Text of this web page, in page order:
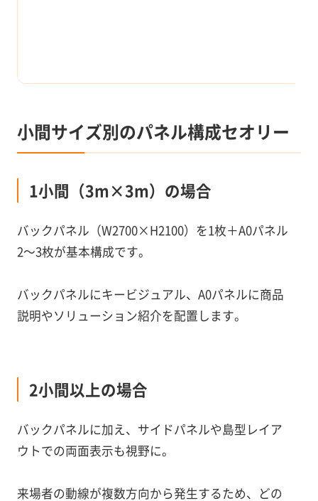
小間サイズ別のパネル構成セオリー
1小間（3m×3m）の場合
バックパネル（W2700×H2100）を1枚＋A0パネル
2〜3枚が基本構成です。
バックパネルにキービジュアル、A0パネルに商品
説明やソリューション紹介を配置します。
2小間以上の場合
バックパネルに加え、サイドパネルや島型レイア
ウトでの両面表示も視野に。
来場者の動線が複数方向から発生するため、どの